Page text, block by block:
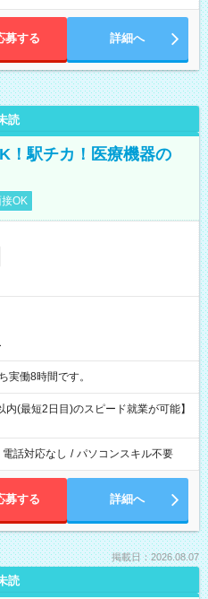
募する 詳細へ
読
！駅チカ！医療機器の
OK
のうち実働8時間です。
(最短2日目)のスピード就業が可能】
電話対応なし / パソコンスキル不要
募する 詳細へ
掲載日：2026.08.07
読